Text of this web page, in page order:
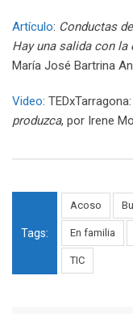
Artículo: Conductas
Hay una salida con
María José Bartrina
Video: TEDxTarragona:
produzca, por Irene
Tags:
Acoso
En familia
TIC